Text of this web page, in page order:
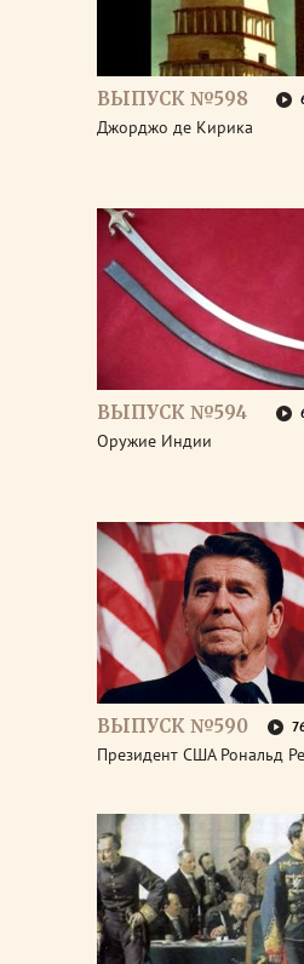
ВЫПУСК №598
Джорджо де Кирика
ВЫПУСК №594
Оружие Индии
ВЫПУСК №590
Президент США Рональд